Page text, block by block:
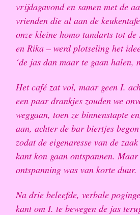
vrijdagavond en samen met de
vrienden die al aan de
onze kleine homo tandarts tot de
en Rika – werd plotseling het
‘de jas dan maar te gaan halen,
Het café zat vol, maar geen I.
een paar drankjes zouden we
weggaan, toen ze binnenstapte
aan, achter de bar biertjes
zodat de eigenaresse van de
kant kon gaan ontspannen.
ontspanning was van korte duur.
Na drie beleefde, verbale
kant om I. te bewegen de jas